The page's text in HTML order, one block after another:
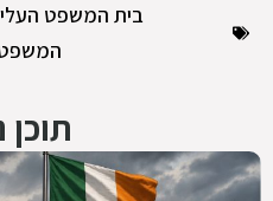
בית המשפט
תוכן